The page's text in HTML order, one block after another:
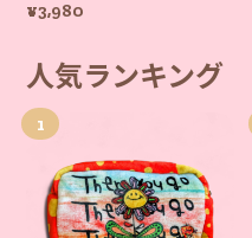
¥3,980
人気ランキング